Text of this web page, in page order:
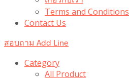
Terms and Conditions
Contact Us
สอบถาม Add Line
Category
All Product